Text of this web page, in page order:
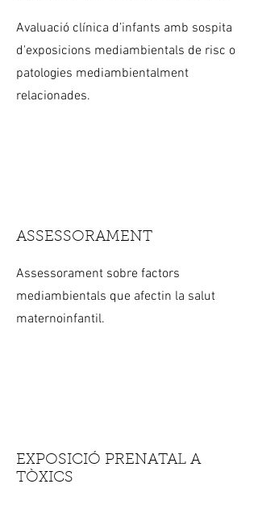
Avaluació clínica d’infants amb sospita
d'exposicions mediambientals de risc o
patologies mediambientalment
relacionades.
ASSESSORAMENT
Assessorament sobre factors
mediambientals que afectin la salut
maternoinfantil.
EXPOSICIÓ PRENATAL A
TÒXICS